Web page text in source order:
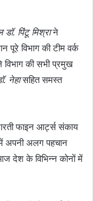
पिंटू मिश्राने
पूरे विभाग की टीम वर्क
विभाग की सभी प्रमुख
नेहासहित समस्त
फाइन आर्ट्स संकाय
अपनी अलग पहचान
देश के विभिन्न कोनों में